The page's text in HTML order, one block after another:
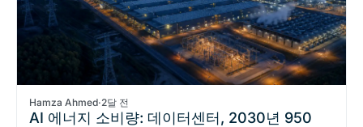
Hamza Ahmed·2달 전
AI 에너지 소비량: 데이터센터, 2030년 950